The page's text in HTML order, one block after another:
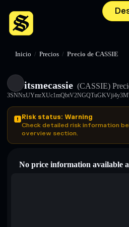
Inicio / Precios / Precio de CASSIE
itsmecassie (CASSIE)
Risk status: Warning
Check detailed risk information
overview section.
No price information available